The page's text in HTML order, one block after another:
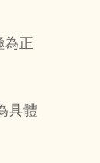
為正
具體